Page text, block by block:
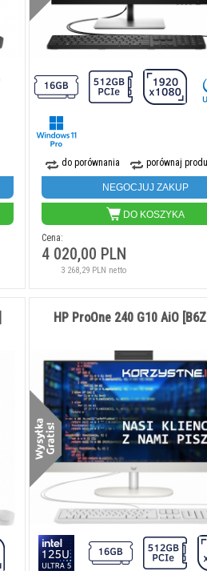
do porównania porównaj
NEGOCJUJ ZAKUP
DO KOSZYKA
Cena:
4 020,00 PLN
3 268,29 PLN netto
HP ProOne 240 G10 AiO